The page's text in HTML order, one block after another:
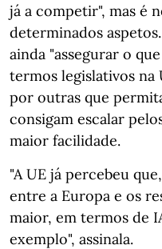
já a competir", mas é
determinados
ainda "assegurar o
termos legislativos na
por outras que
consigam escalar
maior facilidade.
"A UE já percebeu
entre a Europa e os
maior, em termos de
exemplo", assinala.